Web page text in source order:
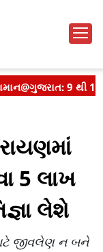
5 લાખ
લેશે
જીવલેણ ન બને